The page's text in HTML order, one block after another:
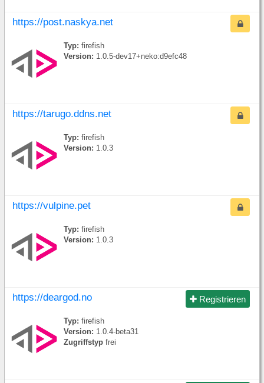
https://post.naskya.net
Typ: firefish
Version: 1.0.5-dev17+neko:d9efc48
https://tarugo.ddns.net
Typ: firefish
Version: 1.0.3
https://vulpine.pet
Typ: firefish
Version: 1.0.3
Registrieren
https://deargod.no
Typ: firefish
Version: 1.0.4-beta31
Zugriffstyp frei